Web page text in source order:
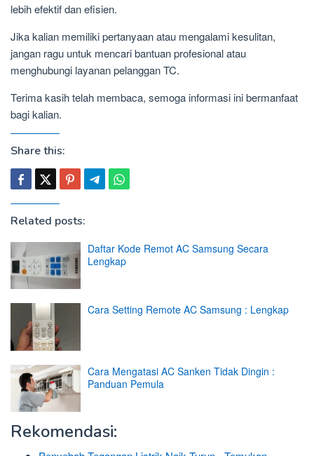
lebih efektif dan efisien.
Jika kalian memiliki pertanyaan atau mengalami kesulitan,
jangan ragu untuk mencari bantuan profesional atau
menghubungi layanan pelanggan TC.
Terima kasih telah membaca, semoga informasi ini bermanfaat
bagi kalian.
Share this:
Related posts:
Daftar Kode Remot AC Samsung Secara
Lengkap
Cara Setting Remote AC Samsung : Lengkap
Cara Mengatasi AC Sanken Tidak Dingin :
Panduan Pemula
Rekomendasi: